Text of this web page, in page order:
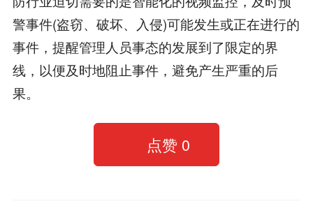
警事件(盗窃、破坏、入侵)可能发生或正在进行的
事件，提醒管理人员事态的发展到了限定的界
线，以便及时地阻止事件，避免产生严重的后
果。
点赞 0